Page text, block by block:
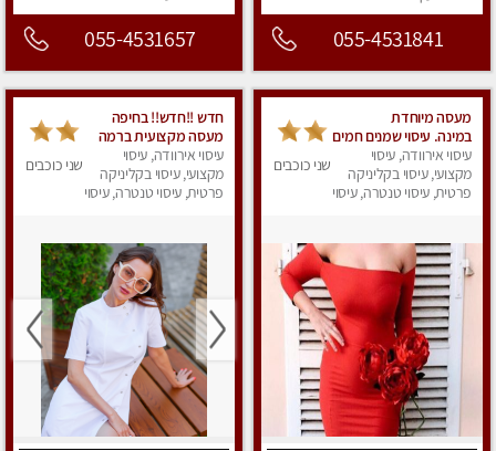
055-4531841
055-4531657
מעסה מיוחדת
במינה. עיסוי שמנים חמים
עיסוי אירוודה, עיסוי
מקצועי, עיסוי בקליניקה
פרטית, עיסוי טנטרה, עיסוי
שני כוכבים
חדש !!חדש!! בחיפה
מעסה מקצועית ברמה
גבוה
עיסוי אירוודה, עיסוי
מקצועי, עיסוי בקליניקה
פרטית, עיסוי טנטרה, עיסוי
שני כוכבים